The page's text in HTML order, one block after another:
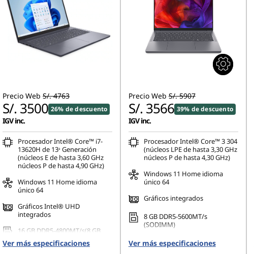
Precio Web S/. 4763
S/. 3500 26% de descuento
IGV inc.
Procesador Intel® Core™ i7-
13620H de 13ᵃ Generación
(núcleos E de hasta 3,60 GHz
núcleos P de hasta 4,90 GHz)
Windows 11 Home idioma
único 64
Gráficos Intel® UHD
integrados
16 GB DDR5-4800MT/s(8 GB
SODIMM + 8 GB soldado)
Ver más especificaciones
Precio Web S/. 5907
S/. 3566 39% de descuento
IGV inc.
Procesador Intel® Core™ 3 304
(núcleos LPE de hasta 3,30 GHz
núcleos P de hasta 4,30 GHz)
Windows 11 Home idioma
único 64
Gráficos integrados
8 GB DDR5-5600MT/s
(SODIMM)
256 GB SSD M.2 2242 PCIe
Gen4 TLC
Ver más especificaciones